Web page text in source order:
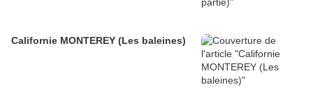
Californie MONTEREY (Les baleines)